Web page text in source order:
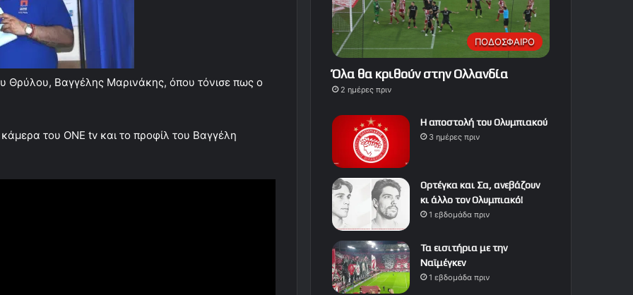
Θρύλου, Βαγγέλης Μαρινάκης, όπου τόνισε πως ο
του ΟΝΕ tv και το προφίλ του Βαγγέλη
ΠΟΔΟΣΦΑΙΡΟ
Όλα θα κριθούν στην Ολλανδία
2 ημέρες πριν
Η αποστολή του Ολυμπιακού
3 ημέρες πριν
Ορτέγκα και Σα, ανεβάζουν
κι άλλο τον Ολυμπιακό!
1 εβδομάδα πριν
Τα εισιτήρια με την
Ναϊμέγκεν
1 εβδομάδα πριν